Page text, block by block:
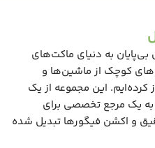
به دنیای ماکت‌های
کوچک از ماشین‌ها و
کرده‌ایم. این مجموعه از یک
یک مرجع تخصصی برای
و اکشن فیگورها تبدیل شده